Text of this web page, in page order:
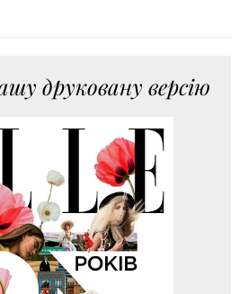
друковану версію